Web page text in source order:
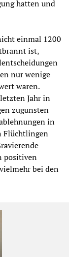
hatten und
einmal 1200
ist,
nur wenige
waren.
Jahr in
zugunsten
in
Flüchtlingen
positiven
bei den